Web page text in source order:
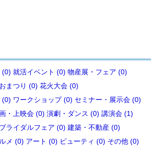
(0) 就活イベント (0) 物産展・フェア (0)
おまつり (0) 花火大会 (0)
(0) ワークショップ (0) セミナー・展示会 (0)
・上映会 (0) 演劇・ダンス (0) 講演会 (1)
ブライダルフェア (0) 建築・不動産 (0)
メ (0) アート (0) ビューティ (0) その他 (0)